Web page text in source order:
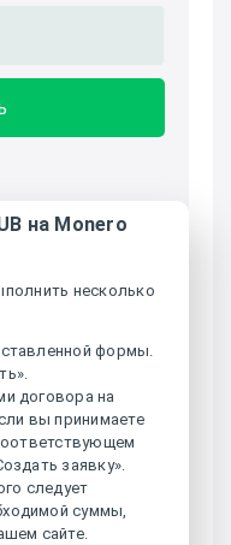
на Monero
несколько
формы.
договора на
вы принимаете
заявку».
следует
суммы,
сайте.